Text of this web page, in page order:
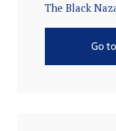
The Black
Go